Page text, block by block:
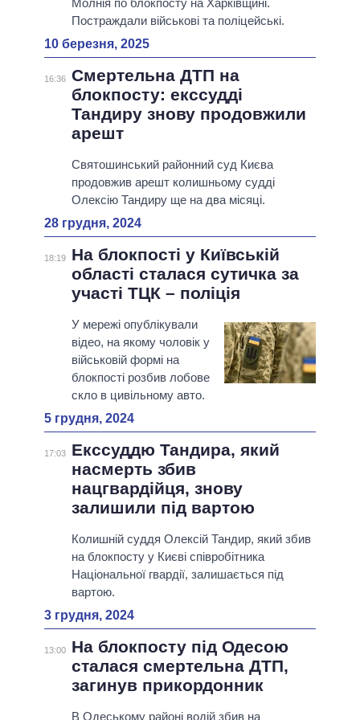
Молнія по блокпосту на Харківщині.
Постраждали військові та поліцейські.
10 березня, 2025
16:36 Смертельна ДТП на
блокпосту: екссудді
Тандиру знову продовжили
арешт
Святошинський районний суд Києва
продовжив арешт колишньому судді
Олексію Тандиру ще на два місяці.
28 грудня, 2024
18:19
На блокпості у Київській
області сталася сутичка за
участі ТЦК – поліція
У мережі опублікували
відео, на якому чоловік у
військовій формі на
блокпості розбив лобове
скло в цивільному авто.
5 грудня, 2024
17:03
Екссуддю Тандира, який
насмерть збив
нацгвардійця, знову
залишили під вартою
Колишній суддя Олексій Тандир, який збив
на блокпосту у Києві співробітника
Національної гвардії, залишається під
вартою.
3 грудня, 2024
13:00
На блокпосту під Одесою
сталася смертельна ДТП,
загинув прикордонник
В Одеському районі водій збив на